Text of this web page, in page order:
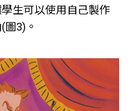
生可以使用自己製作
圖3)。